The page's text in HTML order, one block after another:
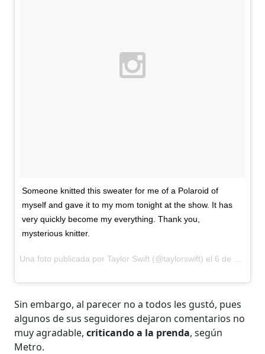
Someone knitted this sweater for me of a Polaroid of
myself and gave it to my mom tonight at the show. It has
very quickly become my everything. Thank you,
mysterious knitter.
Una foto publicada por Taylor Swift (@taylorswift) el 6 de Sep de 2015 a la(s) 9:57 PDT
Sin embargo, al parecer no a todos les gustó, pues
algunos de sus seguidores dejaron comentarios no
muy agradable,criticando a la prenda, según
Metro.